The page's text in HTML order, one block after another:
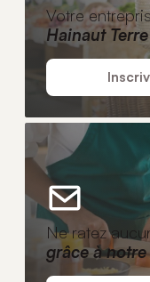
Votre
Hainaut
Ne ratez
grâce à